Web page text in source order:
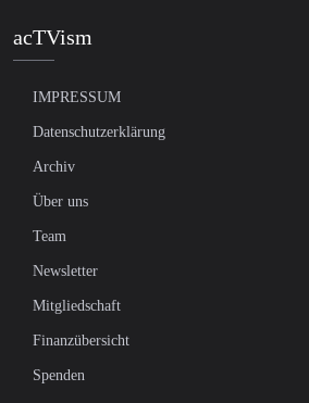
acTVism
IMPRESSUM
Datenschutzerklärung
Archiv
Über uns
Team
Newsletter
Mitgliedschaft
Finanzübersicht
Spenden